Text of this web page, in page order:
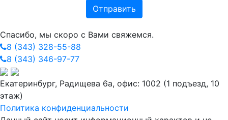
Спасибо, мы скоро с Вами свяжемся.
8 (343) 328-55-88
8 (343) 346-97-77
Екатеринбург, Радищева 6а, офис: 1002 (1 подъезд, 10
этаж)
Политика конфиденциальности